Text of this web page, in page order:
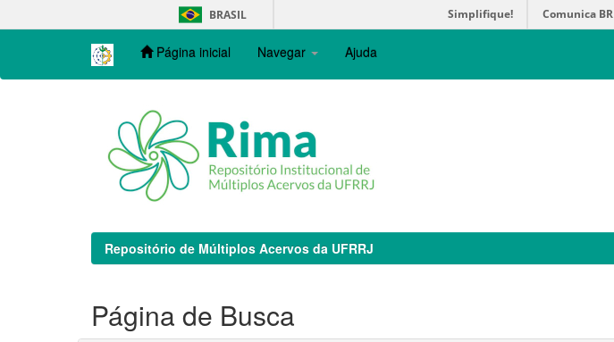
navigation
BRASIL Simplifique! Comunica BR
Página inicial Navegar Ajuda
Repositório de Múltiplos Acervos da UFRRJ
Página de Busca